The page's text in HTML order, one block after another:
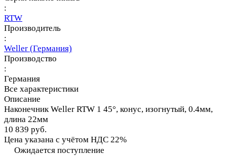
:
RTW
Производитель
:
Weller (Германия)
Производство
:
Германия
Все характеристики
Описание
Наконечник Weller RTW 1 45°, конус, изогнутый, 0.4мм,
длина 22мм
10 839 руб.
Цена указана с учётом НДС 22%
Ожидается поступление